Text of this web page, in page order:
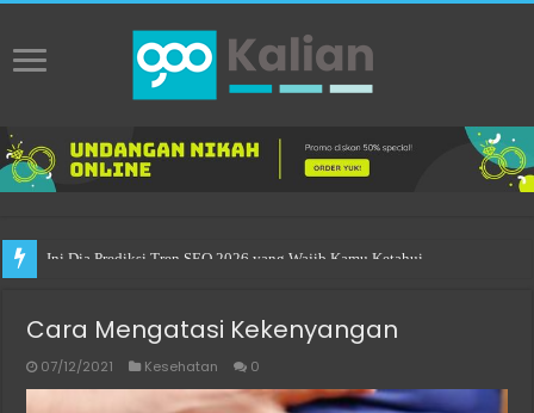
Practical Choices for Renting a Room in Singapore
Cara Mengatasi Kekenyangan
07/12/2021 Kesehatan 0